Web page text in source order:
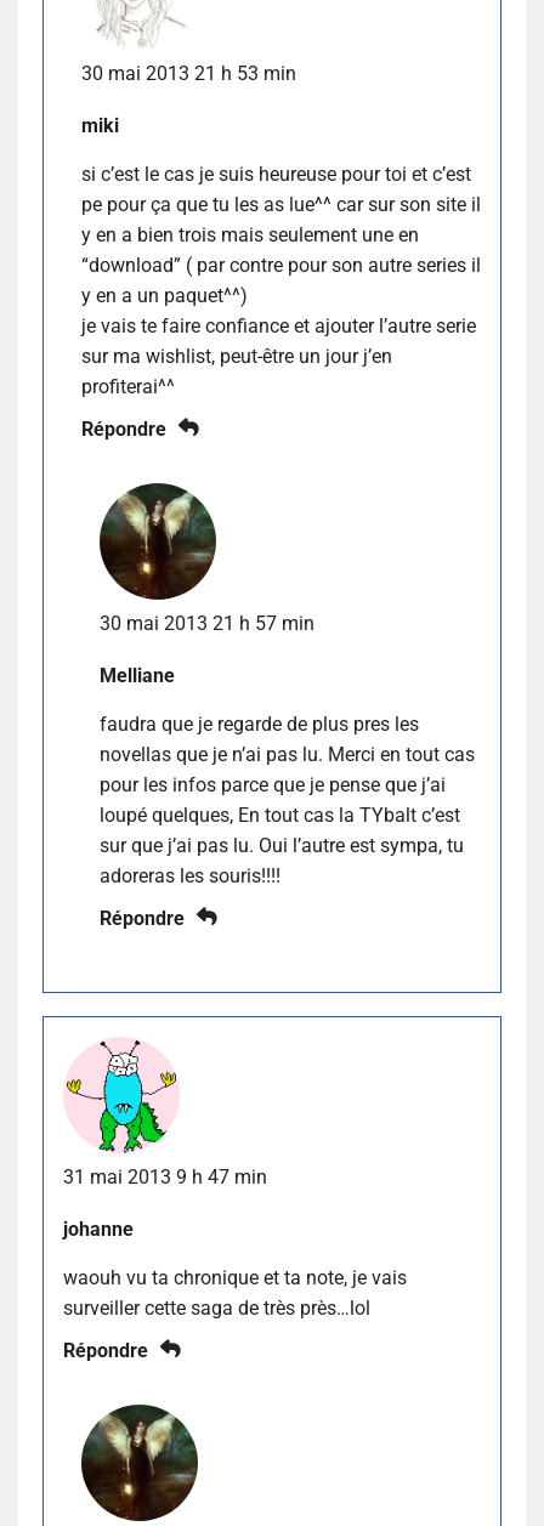
30 mai 2013 21 h 53 min
miki
si c’est le cas je suis heureuse pour toi et c’est
pe pour ça que tu les as lue^^ car sur son site il
y en a bien trois mais seulement une en
“download” ( par contre pour son autre series il
y en a un paquet^^)
je vais te faire confiance et ajouter l’autre serie
sur ma wishlist, peut-être un jour j’en
profiterai^^
Répondre
30 mai 2013 21 h 57 min
Melliane
faudra que je regarde de plus pres les
novellas que je n’ai pas lu. Merci en tout cas
pour les infos parce que je pense que j’ai
loupé quelques, En tout cas la TYbalt c’est
sur que j’ai pas lu. Oui l’autre est sympa, tu
adoreras les souris!!!!
Répondre
31 mai 2013 9 h 47 min
johanne
waouh vu ta chronique et ta note, je vais
surveiller cette saga de très près…lol
Répondre